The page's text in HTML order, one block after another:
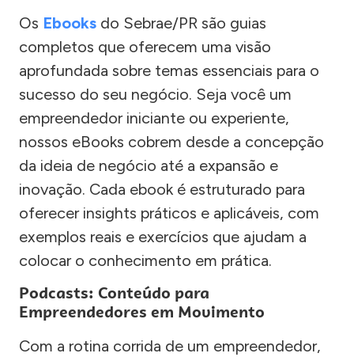
Os Ebooks do Sebrae/PR são guias
completos que oferecem uma visão
aprofundada sobre temas essenciais para o
sucesso do seu negócio. Seja você um
empreendedor iniciante ou experiente,
nossos eBooks cobrem desde a concepção
da ideia de negócio até a expansão e
inovação. Cada ebook é estruturado para
oferecer insights práticos e aplicáveis, com
exemplos reais e exercícios que ajudam a
colocar o conhecimento em prática.
Podcasts: Conteúdo para
Empreendedores em Movimento
Com a rotina corrida de um empreendedor,